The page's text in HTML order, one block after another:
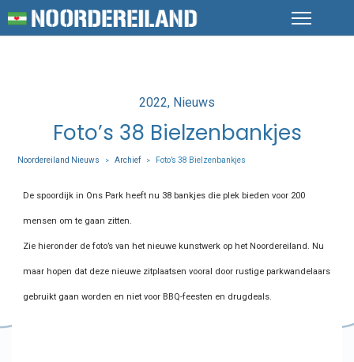
Posted
in
2022 Nieuws
Foto’s 38 Bielzenbankjes
Noordereiland Nieuws > Archief > Foto’s 38 Bielzenbankjes
De spoordijk in Ons Park heeft nu 38 bankjes die plek bieden voor 200
mensen om te gaan zitten.
Zie hieronder de foto’s van het nieuwe kunstwerk op het Noordereiland. Nu
maar hopen dat deze nieuwe zitplaatsen vooral door rustige parkwandelaars
gebruikt gaan worden en niet voor BBQ-feesten en drugdeals.